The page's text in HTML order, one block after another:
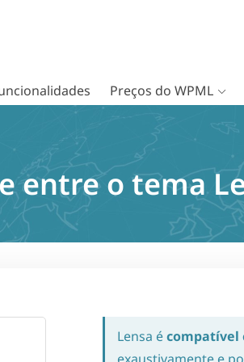
Preços do WPML
entre o tema
Lensa écompatível